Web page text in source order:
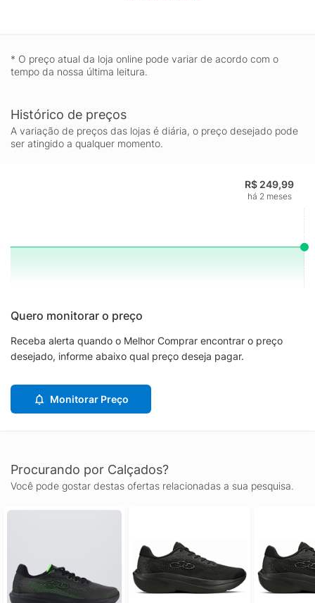
* O preço atual da loja online pode variar de acordo com o
tempo da nossa última leitura.
Histórico de preços
A variação de preços das lojas é diária, o preço desejado pode
ser atingido a qualquer momento.
R$ 249,99
há 2 meses
Quero monitorar o preço
Receba alerta quando o Melhor Comprar encontrar o preço
desejado, informe abaixo qual preço deseja pagar.
Monitorar Preço
Procurando por Calçados?
Você pode gostar destas ofertas relacionadas a sua pesquisa.